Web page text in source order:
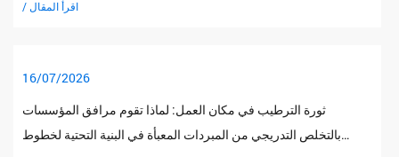
/ اقرأ المقال
16/07/2026
ثورة الترطيب في مكان العمل: لماذا تقوم مرافق المؤسسات
بالتخلص التدريجي من المبردات المعبأة في البنية التحتية لخطوط